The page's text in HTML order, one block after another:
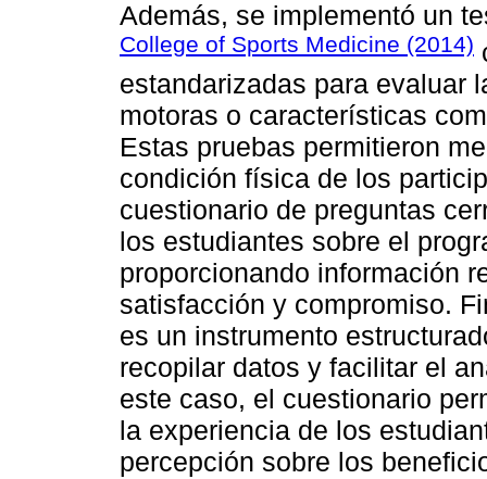
Además, se implementó un
College of Sports Medicine (2014)
estandarizadas para evaluar
motoras o características
Estas pruebas permitieron
condición física de los
cuestionario de preguntas
los estudiantes sobre el
proporcionando información
satisfacción y compromiso.
es un instrumento
recopilar datos y facilitar el
este caso, el cuestionario
la experiencia de los
percepción sobre los